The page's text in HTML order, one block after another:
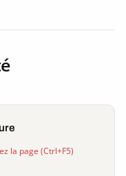
la page (Ctrl+F5)